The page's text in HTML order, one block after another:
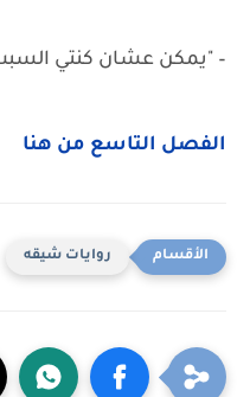
– "يمكن عشان كنتي
الفصل التاسع من هنا
روايات شيقه